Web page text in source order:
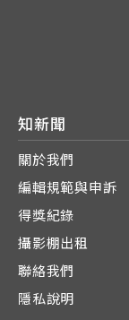
知新聞
關於我們
編輯規範與申訴
得獎紀錄
攝影棚出租
聯絡我們
隱私說明